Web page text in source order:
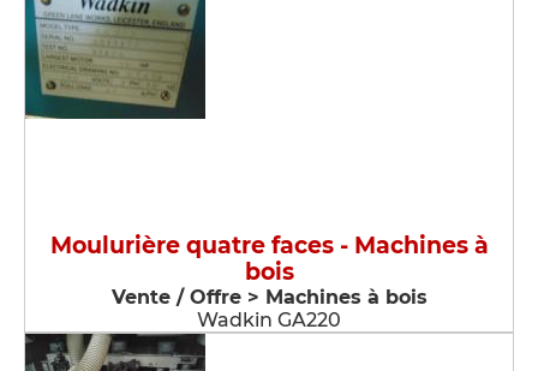
Moulurière quatre faces - Machines à
bois
Vente / Offre > Machines à bois
Wadkin GA220